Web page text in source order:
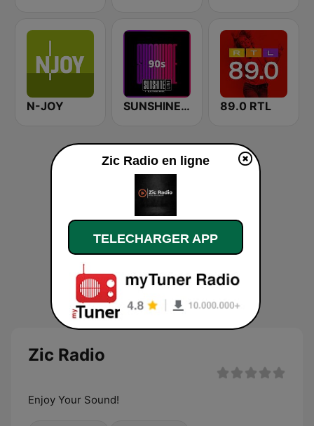
N-JOY SUNSHINE LIVE - 90s 89.0 RTL
Zic Radio
Enjoy Your Sound!
Zic Radio en ligne
TELECHARGER APP